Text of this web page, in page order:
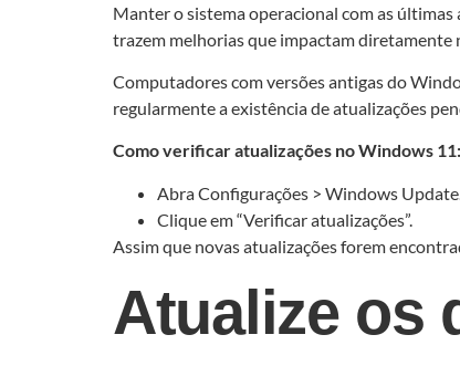
Manter o sistema operacional com as
trazem melhorias que impactam diretamente
Computadores com versões antigas do
regularmente a existência de atualizações
Como verificar atualizações no Windows 11:
Abra Configurações > Windows Update.
Clique em “Verificar atualizações”.
Assim que novas atualizações forem
Atualize os